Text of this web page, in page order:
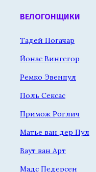
ВЕЛОГОНЩИКИ
Тадей Погачар
Йонас Вингегор
Ремко Эвенпул
Поль Сексас
Примож Роглич
Матье ван дер Пул
Ваут ван Арт
Мадс Педерсен